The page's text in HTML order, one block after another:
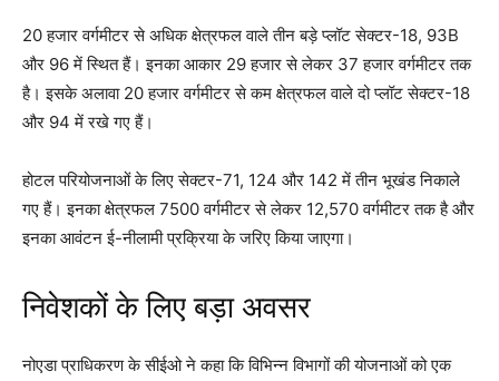
20 हजार वर्गमीटर से अधिक क्षेत्रफल वाले तीन बड़े प्लॉट सेक्टर-18, 93B
और 96 में स्थित हैं। इनका आकार 29 हजार से लेकर 37 हजार वर्गमीटर तक
है। इसके अलावा 20 हजार वर्गमीटर से कम क्षेत्रफल वाले दो प्लॉट सेक्टर-18
और 94 में रखे गए हैं।
होटल परियोजनाओं के लिए सेक्टर-71, 124 और 142 में तीन भूखंड निकाले
गए हैं। इनका क्षेत्रफल 7500 वर्गमीटर से लेकर 12,570 वर्गमीटर तक है और
इनका आवंटन ई-नीलामी प्रक्रिया के जरिए किया जाएगा।
निवेशकों के लिए बड़ा अवसर
नोएडा प्राधिकरण के सीईओ ने कहा कि विभिन्न विभागों की योजनाओं को एक